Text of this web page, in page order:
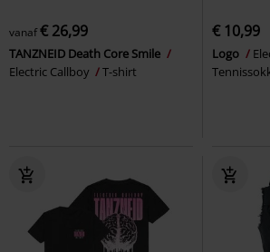
vanaf€ 26,99
TANZNEID Death Core Smile
Electric Callboy
T-shirt
€ 10,99
Logo